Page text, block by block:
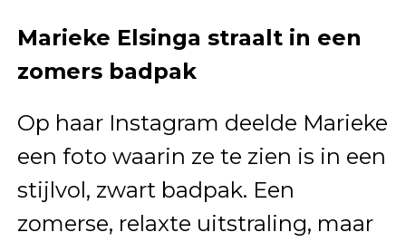
Marieke Elsinga straalt in een
zomers badpak
Op haar Instagram deelde Marieke
een foto waarin ze te zien is in een
stijlvol, zwart badpak. Een
zomerse, relaxte uitstraling, maar